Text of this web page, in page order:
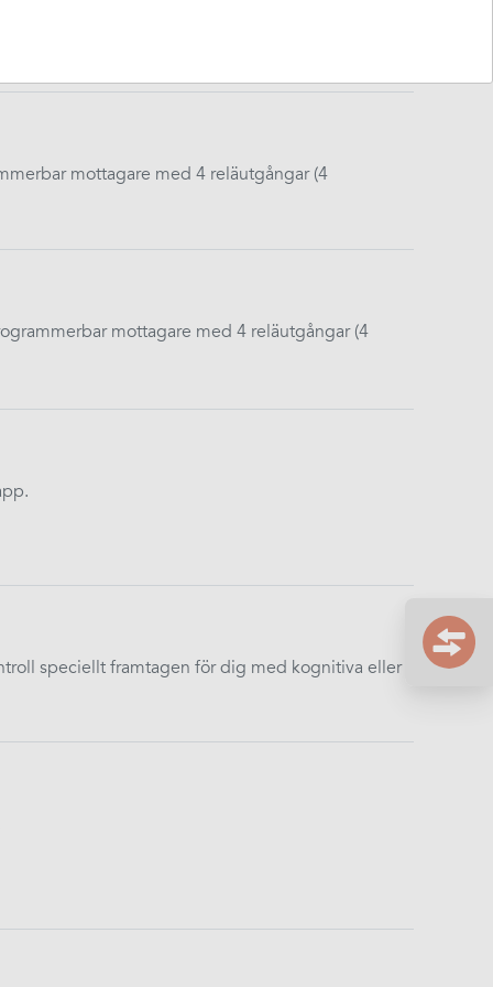
mottagare med 4 reläutgångar (4
mottagare med 4 reläutgångar (4
speciellt framtagen för dig med kognitiva eller